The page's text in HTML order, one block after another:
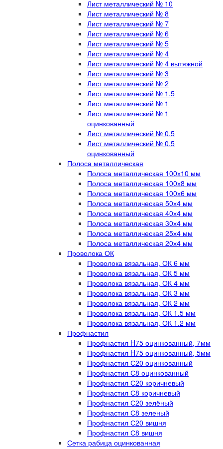
Лист металлический № 10
Лист металлический № 8
Лист металлический № 7
Лист металлический № 6
Лист металлический № 5
Лист металлический № 4
Лист металлический № 4 вытяжной
Лист металлический № 3
Лист металлический № 2
Лист металлический № 1.5
Лист металлический № 1
Лист металлический № 1
оцинкованный
Лист металлический № 0.5
Лист металлический № 0.5
оцинкованный
Полоса металлическая
Полоса металлическая 100х10 мм
Полоса металлическая 100х8 мм
Полоса металлическая 100х6 мм
Полоса металлическая 50х4 мм
Полоса металлическая 40х4 мм
Полоса металлическая 30х4 мм
Полоса металлическая 25х4 мм
Полоса металлическая 20х4 мм
Проволока ОК
Проволока вязальная, ОК 6 мм
Проволока вязальная, ОК 5 мм
Проволока вязальная, ОК 4 мм
Проволока вязальная, ОК 3 мм
Проволока вязальная, ОК 2 мм
Проволока вязальная, ОК 1.5 мм
Проволока вязальная, ОК 1.2 мм
Профнастил
Профнастил H75 оцинкованный, 7мм
Профнастил H75 оцинкованный, 5мм
Профнастил С20 оцинкованный
Профнастил С8 оцинкованный
Профнастил С20 коричневый
Профнастил С8 коричневый
Профнастил С20 зелёный
Профнастил С8 зеленый
Профнастил С20 вишня
Профнастил С8 вишня
Сетка рабица оцинкованная